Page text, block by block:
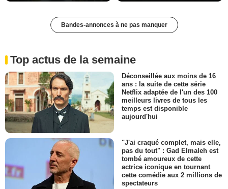
Bandes-annonces à ne pas manquer
Top actus de la semaine
Déconseillée aux moins de 16
ans : la suite de cette série
Netflix adaptée de l'un des 100
meilleurs livres de tous les
temps est disponible
aujourd'hui
"J'ai craqué complet, mais elle,
pas du tout" : Gad Elmaleh est
tombé amoureux de cette
actrice iconique en tournant
cette comédie aux 2 millions de
spectateurs